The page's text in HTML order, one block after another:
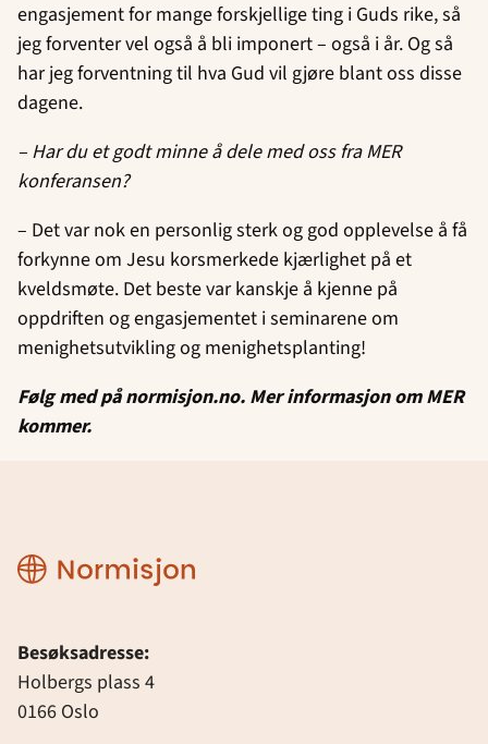
engasjement for mange forskjellige ting i Guds rike, så
jeg forventer vel også å bli imponert – også i år. Og så
har jeg forventning til hva Gud vil gjøre blant oss disse
dagene.
– Har du et godt minne å dele med oss fra MER
konferansen?
– Det var nok en personlig sterk og god opplevelse å få
forkynne om Jesu korsmerkede kjærlighet på et
kveldsmøte. Det beste var kanskje å kjenne på
oppdriften og engasjementet i seminarene om
menighetsutvikling og menighetsplanting!
Følg med på normisjon.no. Mer informasjon om MER
kommer.
Normisjon
Besøksadresse:
Holbergs plass 4
0166 Oslo